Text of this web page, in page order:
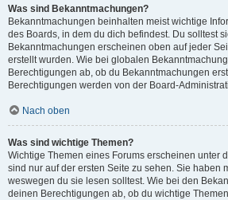
Was sind Bekanntmachungen?
Bekanntmachungen beinhalten meist wichtige
des Boards, in dem du dich befindest. Du solltest
Bekanntmachungen erscheinen oben auf jeder
erstellt wurden. Wie bei globalen
Berechtigungen ab, ob du Bekanntmachungen
Berechtigungen werden von der Board-
Nach oben
Was sind wichtige Themen?
Wichtige Themen eines Forums erscheinen unter
sind nur auf der ersten Seite zu sehen. Sie haben
weswegen du sie lesen solltest. Wie bei den
deinen Berechtigungen ab, ob du wichtige